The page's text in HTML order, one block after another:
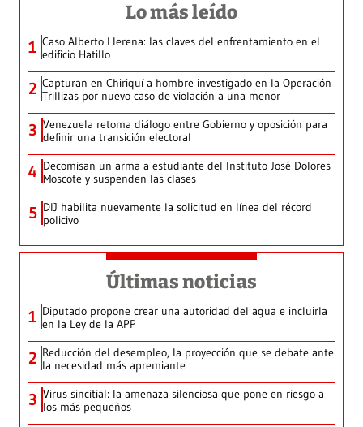
Lo más leído
1 Caso Alberto Llerena: las claves del enfrentamiento en el
edificio Hatillo
2 Capturan en Chiriquí a hombre investigado en la Operación
Trillizas por nuevo caso de violación a una menor
3 Venezuela retoma diálogo entre Gobierno y oposición para
definir una transición electoral
4 Decomisan un arma a estudiante del Instituto José Dolores
Moscote y suspenden las clases
5 DIJ habilita nuevamente la solicitud en línea del récord
policivo
Últimas noticias
1 Diputado propone crear una autoridad del agua e incluirla
en la Ley de la APP
2 Reducción del desempleo, la proyección que se debate ante
la necesidad más apremiante
3 Virus sincitial: la amenaza silenciosa que pone en riesgo a
los más pequeños